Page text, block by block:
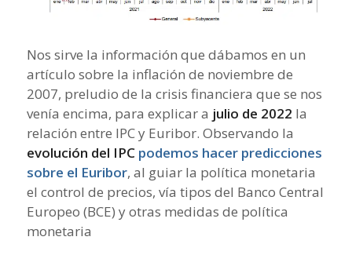
Nos sirve la información que dábamos en un
artículo sobre la inflación de noviembre de
2007, preludio de la crisis financiera que se nos
venía encima, para explicar a julio de 2022 la
relación entre IPC y Euribor. Observando la
evolución del IPC podemos hacer predicciones
sobre el Euribor, al guiar la política monetaria
el control de precios, vía tipos del Banco Central
Europeo (BCE) y otras medidas de política
monetaria